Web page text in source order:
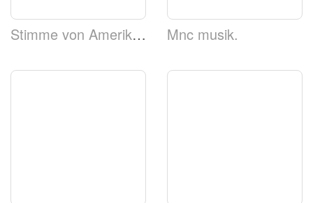
Stimme von Amerika - Indonesisch Mnc musik.